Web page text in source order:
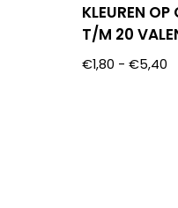
KLEUREN OP
T/M 20
€1,80 - €5,40